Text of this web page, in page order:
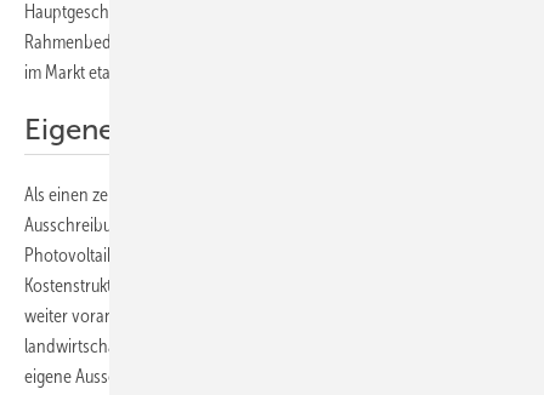
Hauptgeschäftsführung. „Die Unternehmen brauchen jetzt bessere
Rahmenbedingen, damit sich diese innovativen Anlagen weiträumig
im Markt etablieren können.
Eigene Ausschreibungen notwendig
Als einen zentralen Hebel nennt sie die Einrichtung eines eigenen
Ausschreibungssegments für Agri-PV. „Die regulären
Photovoltaikausschreibungen sind aufgrund der anderen
Kostenstruktur von Agri-PV-Projekten nicht geeignet, um den Ausbau
weiter voranzutreiben. Um die Doppelnutzung von
landwirtschaftlichen Flächen und Photovoltaik anzureizen, sollte eine
eigene Ausschreibungskategorie mit einem Ausschreibungsvolumen